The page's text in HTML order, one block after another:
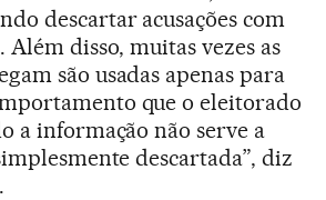
descartar acusações com
disso, muitas vezes as
são usadas apenas para
que o eleitorado
a informação não serve a
descartada”, diz